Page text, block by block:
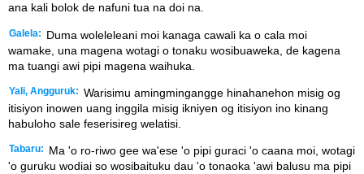
ana kali bolok de nafuni tua na doi na.
Galela:
Duma woleleleani moi kanaga cawali ka o cala moi
wamake, una magena wotagi o tonaku wosibuaweka, de kagena
ma tuangi awi pipi magena waihuka.
Yali, Angguruk: Warisimu amingmingangge hinahanehon misig og
itisiyon inowen uang inggila misig ikniyen og itisiyon ino kinang
habuloho sale feserisireg welatisi.
Tabaru:
Ma 'o ro-riwo gee wa'ese 'o pipi guraci 'o caana moi, wotagi
'o guruku wodiai so wosibaituku dau 'o tonaoka 'awi balusu ma pipi